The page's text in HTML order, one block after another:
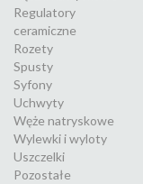
Regulatory
ceramiczne
Rozety
Spusty
Syfony
Uchwyty
Węże natryskowe
Wylewki i wyloty
Uszczelki
Pozostałe